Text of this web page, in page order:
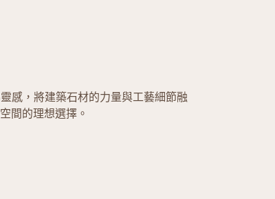
感，將建築石材的力量與工藝細節融
間的理想選擇。